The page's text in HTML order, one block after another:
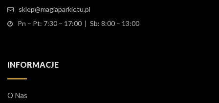
sklep@magiaparkietu.pl
Pn – Pt: 7:30 – 17:00 | Sb: 8:00 – 13:00
INFORMACJE
O Nas